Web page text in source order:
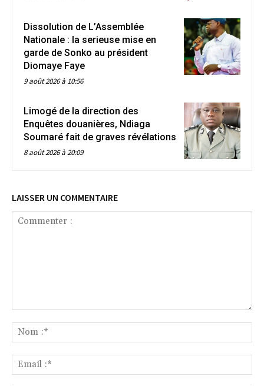
Dissolution de L’Assemblée
Nationale : la serieuse mise en
garde de Sonko au président
Diomaye Faye
9 août 2026 à 10:56
Limogé de la direction des
Enquêtes douanières, Ndiaga
Soumaré fait de graves révélations
8 août 2026 à 20:09
LAISSER UN COMMENTAIRE
:*
:*